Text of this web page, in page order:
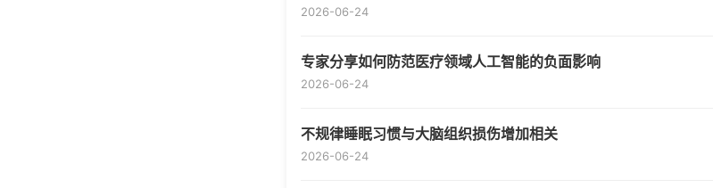
2026-06-24
专家分享如何防范医疗领域人工智能的负面影响
2026-06-24
不规律睡眠习惯与大脑组织损伤增加相关
2026-06-24